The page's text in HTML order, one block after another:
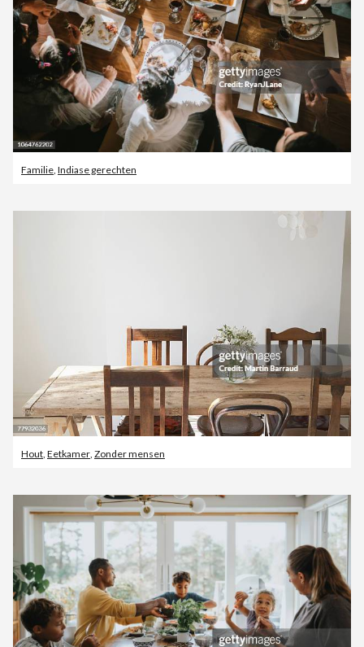
Familie Indiase gerechten
Hout, Eetkamer, Zonder mensen